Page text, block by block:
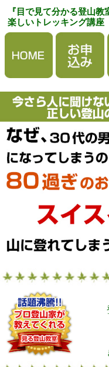
『目で見て分かる登山教
楽しいトレッキング講座